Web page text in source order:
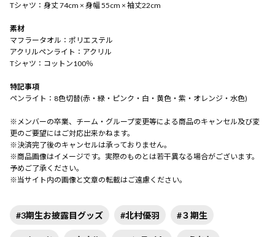
Tシャツ：身丈 74cm × 身幅 55cm × 袖丈22cm
素材
マフラータオル：ポリエステル
アクリルペンライト：アクリル
Tシャツ：コットン100％
特記事項
ペンライト：8色切替(赤・緑・ピンク・白・黄色・紫・オレンジ・水色)
※メンバーの卒業、チーム・グループ変更等による商品のキャンセル及び変
更のご要望にはご対応出来かねます。
※決済完了後のキャンセルは承っておりません。
※商品画像はイメージです。実際のものとは若干異なる場合がございます。
予めご了承ください。
※当サイト内の画像と文章の転載はご遠慮ください。
#3期生お披露目グッズ #北村優羽 #３期生